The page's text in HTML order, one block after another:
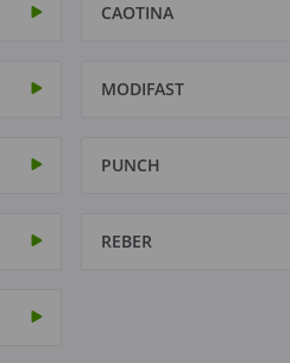
CAOTINA
MODIFAST
PUNCH
REBER